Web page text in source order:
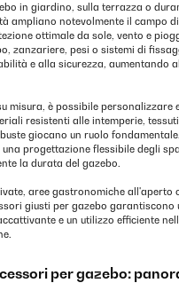
in giardino, sulla terrazza o
ampliano notevolmente il campo
ottimale da sole, vento e
zanzariere, pesi o sistemi di
e alla sicurezza, aumentando
misura, è possibile personalizzare
resistenti alle intemperie,
giocano un ruolo
progettazione flessibile degli
la durata del gazebo.
aree gastronomiche all'aperto
giusti per gazebo garantiscono
e un utilizzo efficiente
per gazebo: